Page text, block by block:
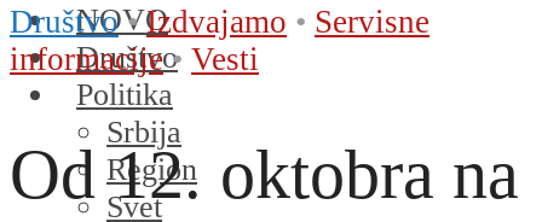
NOVO
Društvo
Politika
Srbija
Region
Svet
Društvo • Izdvajamo • Servisne
informacije • Vesti
Od 12. oktobra na